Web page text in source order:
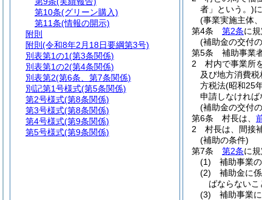
者」という。)
(事業実施主体
第4条
第2条に
(補助金の交付
第5条
補助事業
2
村内で事業所
及び地方消費
方税法(昭和25
申請しなければ
(補助金の交付
第6条
村長は、
2
村長は、間接
(補助の条件)
第7条
第2条に
(1)
補助事業
(2)
補助金に
ばならないこ
(3)
補助事業
第10条(グリーン購入)
第11条(情報の開示)
附則
附則 (令和8年2月18日要綱第3号)
別表第1の1(第3条関係)
別表第1の2(第4条関係)
別表第2(第6条、第7条関係)
別記第1号様式(第5条関係)
第2号様式(第8条関係)
第3号様式(第8条関係)
第4号様式(第9条関係)
第5号様式(第9条関係)